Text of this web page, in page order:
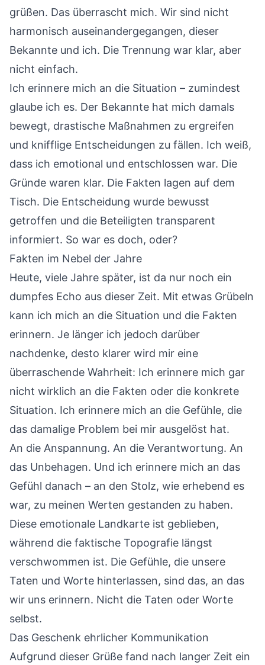
grüßen. Das überrascht mich. Wir sind nicht
harmonisch auseinandergegangen, dieser
Bekannte und ich. Die Trennung war klar, aber
nicht einfach.
Ich erinnere mich an die Situation – zumindest
glaube ich es. Der Bekannte hat mich damals
bewegt, drastische Maßnahmen zu ergreifen
und knifflige Entscheidungen zu fällen. Ich weiß,
dass ich emotional und entschlossen war. Die
Gründe waren klar. Die Fakten lagen auf dem
Tisch. Die Entscheidung wurde bewusst
getroffen und die Beteiligten transparent
informiert. So war es doch, oder?
Fakten im Nebel der Jahre
Heute, viele Jahre später, ist da nur noch ein
dumpfes Echo aus dieser Zeit. Mit etwas Grübeln
kann ich mich an die Situation und die Fakten
erinnern. Je länger ich jedoch darüber
nachdenke, desto klarer wird mir eine
überraschende Wahrheit: Ich erinnere mich gar
nicht wirklich an die Fakten oder die konkrete
Situation. Ich erinnere mich an die Gefühle, die
das damalige Problem bei mir ausgelöst hat.
An die Anspannung. An die Verantwortung. An
das Unbehagen. Und ich erinnere mich an das
Gefühl danach – an den Stolz, wie erhebend es
war, zu meinen Werten gestanden zu haben.
Diese emotionale Landkarte ist geblieben,
während die faktische Topografie längst
verschwommen ist. Die Gefühle, die unsere
Taten und Worte hinterlassen, sind das, an das
wir uns erinnern. Nicht die Taten oder Worte
selbst.
Das Geschenk ehrlicher Kommunikation
Aufgrund dieser Grüße fand nach langer Zeit ein